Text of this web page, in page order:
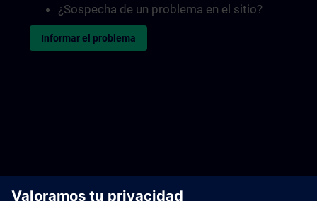
¿Sospecha de un problema en el sitio?
Informar el problema